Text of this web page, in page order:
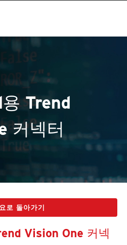
Trend
커넥터
로 돌아가기
Vision One 커넥